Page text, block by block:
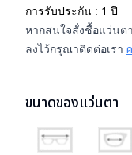
การรับประกัน : 1 ปี
หากสนใจสั่งชื้อแว่นตา
ลงไว้กรุณาติดต่อเรา
ขนาดของแว่นตา